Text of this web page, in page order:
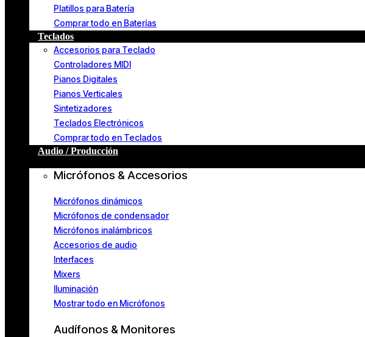
Platillos para Batería
Comprar todo en Baterías
Teclados
Accesorios para Teclado
Controladores MIDI
Pianos Digitales
Pianos Verticales
Sintetizadores
Teclados Electrónicos
Comprar todo en Teclados
Audio / Producción
Micrófonos & Accesorios
Micrófonos dinámicos
Micrófonos de condensador
Micrófonos inalámbricos
Accesorios de audio
Interfaces
Mixers
Iluminación
Mostrar todo en Micrófonos
Audífonos & Monitores